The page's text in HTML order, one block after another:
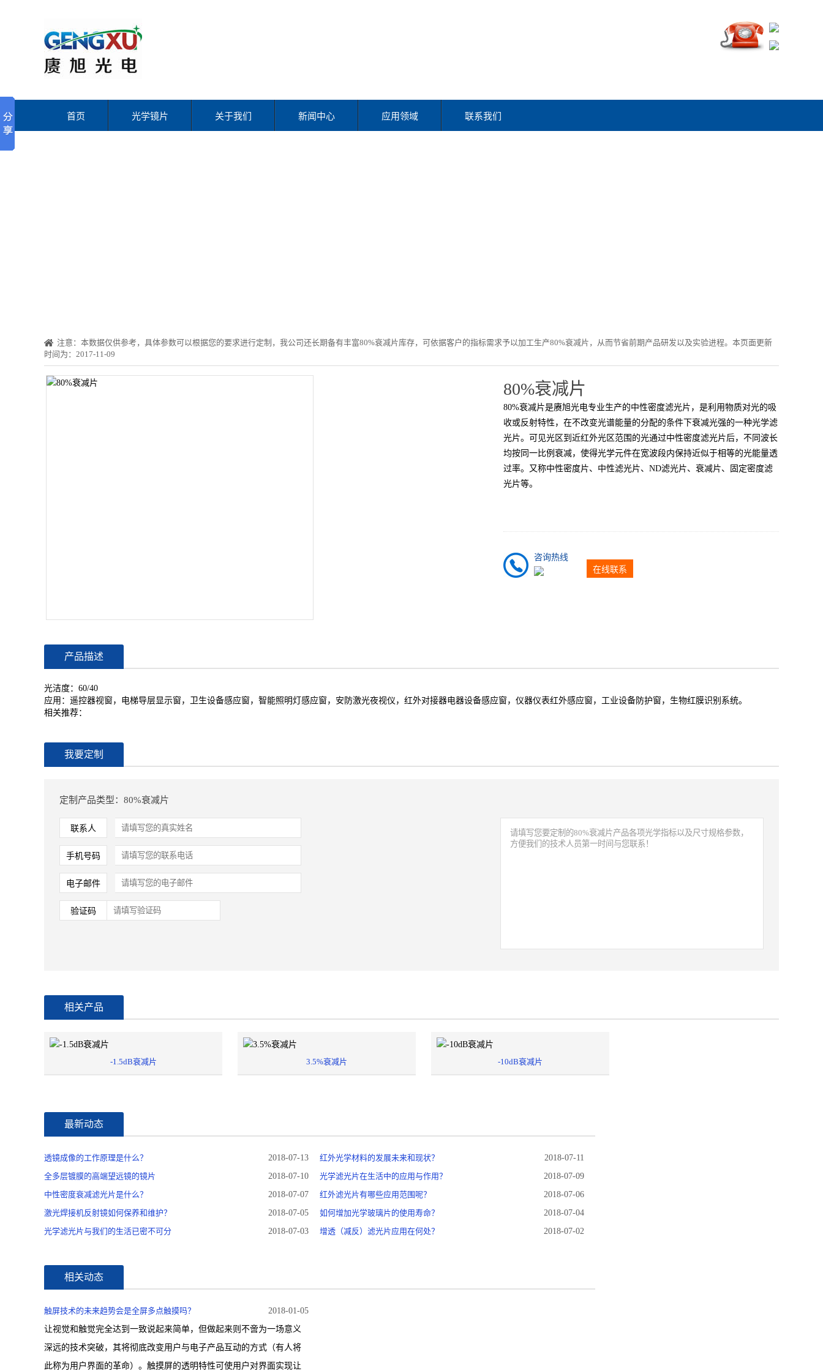
首页 光学镜片 关于我们 新闻中心 应用领域 联系我们
注意：本数据仅供参考，具体参数可以根据您的要求进行定制，我公司还长期备有丰富80%衰减片库存，可依据客户的指标需求予以加工生产80%衰减片，从而节省前期产品研发以及实验进程。本页面更新
时间为：2017-11-09
80%衰减片
80%衰减片是赓旭光电专业生产的中性密度滤光片，是利用物质对光的吸
收或反射特性，在不改变光谱能量的分配的条件下衰减光强的一种光学滤
光片。可见光区到近红外光区范围的光通过中性密度滤光片后，不同波长
均按同一比例衰减，使得光学元件在宽波段内保持近似于相等的光能量透
过率。又称中性密度片、中性滤光片、ND滤光片、衰减片、固定密度滤
光片等。
咨询热线
在线联系
产品描述
光洁度：60/40
应用：遥控器视窗，电梯导层显示窗，卫生设备感应窗，智能照明灯感应窗，安防激光夜视仪，红外对接器电器设备感应窗，仪器仪表红外感应窗，工业设备防护窗，生物红膜识别系统。
相关推荐：
我要定制
定制产品类型：80%衰减片
联系人
手机号码
电子邮件
验证码
相关产品
-1.5dB衰减片 3.5%衰减片 -10dB衰减片
最新动态
透镜成像的工作原理是什么？ 2018-07-13 红外光学材料的发展未来和现状？
2018-07-11
全多层镀膜的高端望远镜的镜片
2018-07-10 光学滤光片在生活中的应用与作用？
2018-07-09
中性密度衰减滤光片是什么？
2018-07-07 红外滤光片有哪些应用范围呢？
2018-07-06
激光焊接机反射镜如何保养和维护？
2018-07-05 如何增加光学玻璃片的使用寿命？
2018-07-04
光学滤光片与我们的生活已密不可分
2018-07-03 增透（减反）滤光片应用在何处？ 2018-07-02
相关动态
触屏技术的未来趋势会是全屏多点触摸吗？
2018-01-05
让视觉和触觉完全达到一致说起来简单，但做起来则不啻为一场意义
深远的技术突破，其将彻底改变用户与电子产品互动的方式（有人将
此称为用户界面的革命）。触摸屏的透明特性可使用户对界面实现让